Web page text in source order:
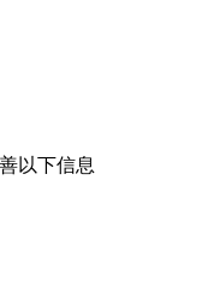
以下信息